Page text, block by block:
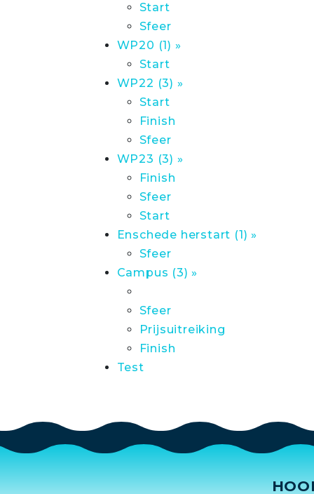
Start
Sfeer
WP20 (1) »
Start
WP22 (3) »
Start
Finish
Sfeer
WP23 (3) »
Finish
Sfeer
Start
Enschede herstart (1) »
Sfeer
Campus (3) »
Sfeer
Prijsuitreiking
Finish
Test